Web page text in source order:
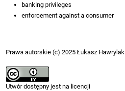
banking privileges
enforcement against a consumer
Prawa autorskie (c) 2025 Łukasz Hawrylak
Utwór dostępny jest na licencji